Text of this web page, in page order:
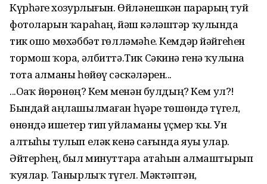
Күрһәгеҙ хозурлығын. Өйләнешкән парҙарҙың туй
фотоларын ҡараһаң, йәш кәләштәр ҡулында
тик ошо мөхәббәт гөлләмәһе. Кемдәр йәйгеһен
тормош ҡора, әлбиттә.Тик Сәкинә генә ҡулына
тота алманы һөйөү сәскәләрен...
...Оҙаҡ йөрөнөң? Кем менән булдың? Кем ул?!
Бындай аңлашылмаған һүҙҙәрҙе төшөндә түгел,
өнөндә ишетер тип уйламаны үҫмер ҡыҙ. Ун
алтыһы тулып еләк кенә сағында яуҙы улар.
Әйтерһең, был минуттарҙа атаһын алмаштырып
ҡуялар. Танырлыҡ түгел. Мәктәптән,